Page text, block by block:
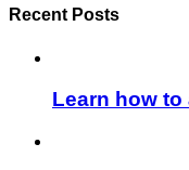
Recent Posts
Learn how